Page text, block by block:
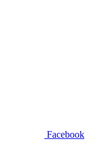
Facebook